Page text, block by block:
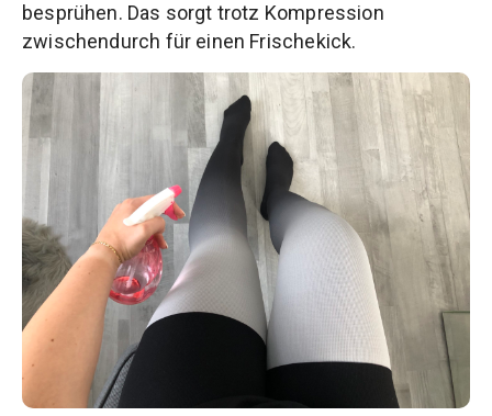
besprühen. Das sorgt trotz Kompression
zwischendurch für einen Frischekick.